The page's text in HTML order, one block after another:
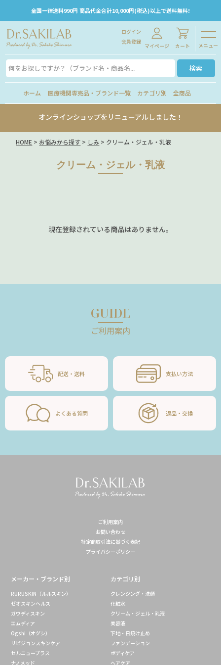
全国一律送料990円 商品代金合計10,000円(税込)以上で送料無料!
ログイン
会員登録
マイページ カート メニュー
検索
ホーム 医療機関専売品・ブランド一覧 カテゴリ別 全商品
オンラインショップをリニューアルしました！
HOME お悩みから探す しみ クリーム・ジェル・乳液
クリーム・ジェル・乳液
現在登録されている商品はありません。
GUIDE
ご利用案内
配送・送料 支払い方法
よくある質問 返品・交換
ご利用案内
お問い合わせ
特定商取引法に基づく表記
プライバシーポリシー
メーカー・ブランド別
RURUSKIN（ルルスキン）
ゼオスキンヘルス
ガウディスキン
エムディア
Ogshi（オグシ）
リビジョンスキンケア
セルニュープラス
ナノメッド
カテゴリ別
クレンジング・洗顔
化粧水
クリーム・ジェル・乳液
美容液
下地・日焼け止め
ファンデーション
ボディケア
ヘアケア